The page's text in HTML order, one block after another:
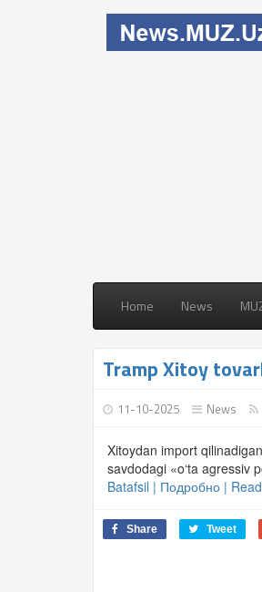
Home News
Tramp Xitoy
11-10-2025 News
Xitoydan import
savdodagi «o‘ta agressiv
Batafsil | Подробно |
Share Tweet